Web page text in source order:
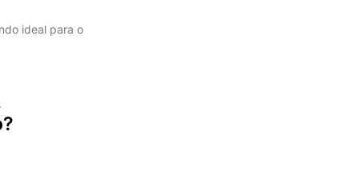
ideal para o